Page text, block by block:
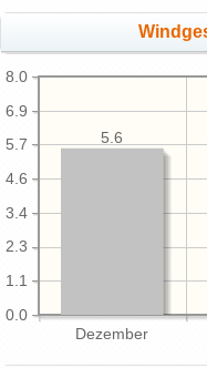
Dezember
0.0
1.1
2.3
3.4
4.6
5.7
6.9
8.0
5.6